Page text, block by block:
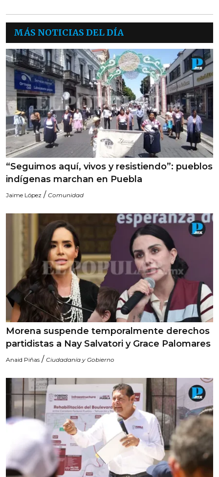
MÁS NOTICIAS DEL DÍA
“Seguimos aquí, vivos y resistiendo”: pueblos
indígenas marchan en Puebla
Jaime López / Comunidad
Morena suspende temporalmente derechos
partidistas a Nay Salvatori y Grace Palomares
Anaid Piñas / Ciudadanía y Gobierno